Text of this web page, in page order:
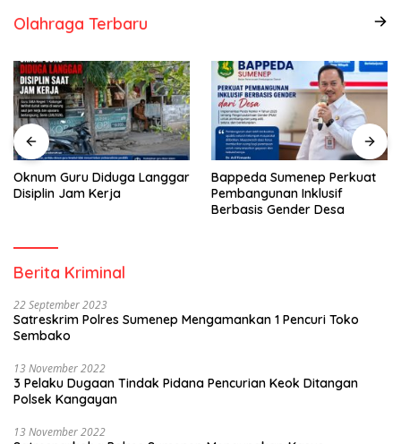
Olahraga Terbaru
Oknum Guru Diduga Langgar
Disiplin Jam Kerja
Bappeda Sumenep Perkuat
Pembangunan Inklusif
Berbasis Gender Desa
Berita Kriminal
22 September 2023
Satreskrim Polres Sumenep Mengamankan 1 Pencuri Toko
Sembako
13 November 2022
3 Pelaku Dugaan Tindak Pidana Pencurian Keok Ditangan
Polsek Kangayan
13 November 2022